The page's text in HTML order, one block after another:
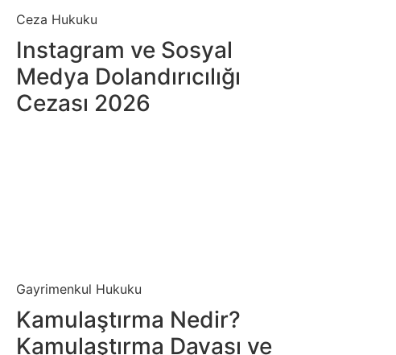
Ceza Hukuku
Instagram ve Sosyal
Medya Dolandırıcılığı
Cezası 2026
Gayrimenkul Hukuku
Kamulaştırma Nedir?
Kamulaştırma Davası ve